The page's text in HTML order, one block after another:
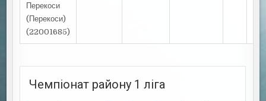
Перекоси
(Перекоси)
(22001685)
Чемпіонат району 1 ліга